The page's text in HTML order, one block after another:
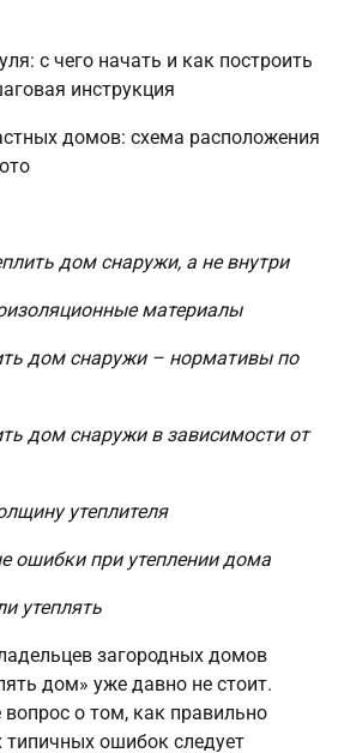
с чего начать и как построить
инструкция
домов: схема расположения
дом снаружи, а не внутри
материалы
дом снаружи – нормативы по
дом снаружи в зависимости от
утеплителя
ошибки при утеплении дома
утеплять
загородных домов
дом» уже давно не стоит.
вопрос о том, как правильно
типичных ошибок следует